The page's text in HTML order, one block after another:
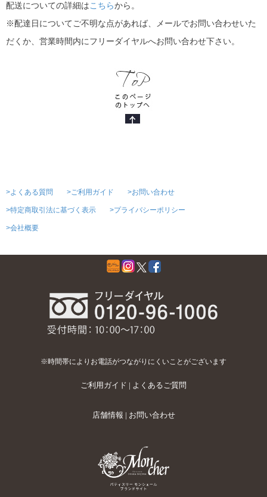
配送についての詳細はこちらから。
※配達日についてご不明な点があれば、メールでお問い合わせいた
だくか、営業時間内にフリーダイヤルへお問い合わせ下さい。
>よくある質問 >ご利用ガイド >お問い合わせ
>特定商取引法に基づく表示 >プライバシーポリシー
>会社概要
※時間帯によりお電話がつながりにくいことがございます
ご利用ガイド | よくあるご質問
店舗情報 | お問い合わせ